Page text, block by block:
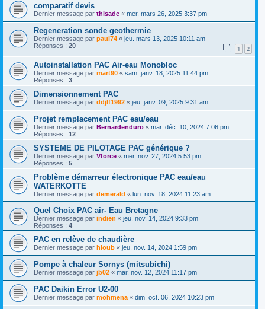
comparatif devis
Dernier message par thisade « mer. mars 26, 2025 3:37 pm
Regeneration sonde geothermie
Dernier message par paul74 « jeu. mars 13, 2025 10:11 am
Réponses : 20 1 2
Autoinstallation PAC Air-eau Monobloc
Dernier message par mart90 « sam. janv. 18, 2025 11:44 pm
Réponses : 3
Dimensionnement PAC
Dernier message par ddjlf1992 « jeu. janv. 09, 2025 9:31 am
Projet remplacement PAC eau/eau
Dernier message par Bernardenduro « mar. déc. 10, 2024 7:06 pm
Réponses : 12
SYSTEME DE PILOTAGE PAC générique ?
Dernier message par Vforce « mer. nov. 27, 2024 5:53 pm
Réponses : 5
Problème démarreur électronique PAC eau/eau
WATERKOTTE
Dernier message par demerald « lun. nov. 18, 2024 11:23 am
Quel Choix PAC air- Eau Bretagne
Dernier message par indien « jeu. nov. 14, 2024 9:33 pm
Réponses : 4
PAC en relève de chaudière
Dernier message par hioub « jeu. nov. 14, 2024 1:59 pm
Pompe à chaleur Sornys (mitsubichi)
Dernier message par jb02 « mar. nov. 12, 2024 11:17 pm
PAC Daikin Error U2-00
Dernier message par mohmena« dim. oct. 06, 2024 10:23 pm